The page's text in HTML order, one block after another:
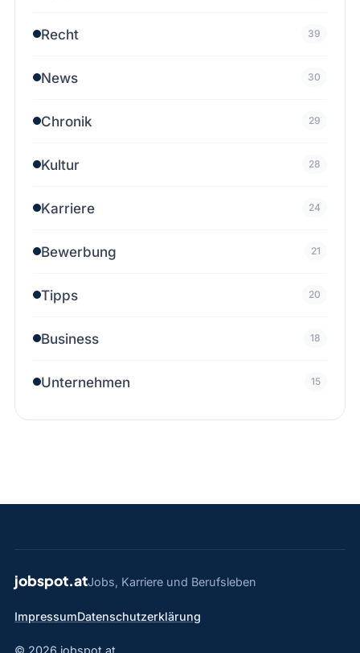
Recht 39
News 30
Chronik 29
Kultur 28
Karriere 24
Bewerbung 21
Tipps 20
Business 18
Unternehmen 15
jobspot.atJobs, Karriere und Berufsleben
ImpressumDatenschutzerklärung
© 2026 jobspot.at